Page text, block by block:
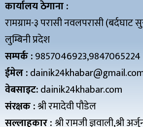
कार्यालय ठेगाना :
रामग्राम-३ परासी नवलपरासी (बर्दघाट
लुम्बिनी प्रदेश
सम्पर्क :9857046923,9847065224
ईमेल :
वेबसाइट:dainik24khabar.com
संरक्षक :श्री रमादेवी पौडेल
सल्लाहकार :श्री रामजी ज्ञवाली,श्री